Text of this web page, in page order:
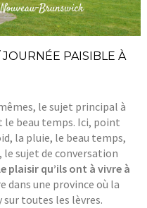
PAISIBLE À
le sujet principal à
le beau temps. Ici, point
la pluie, le beau temps,
le sujet de conversation
plaisir qu’ils ont à vivre à
dans une province où la
sur toutes les lèvres.